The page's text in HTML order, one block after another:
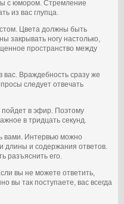
с юмором. Стремление
из вас глупца.
Цвета должны быть
закрывать ногу настолько,
пространство между
вас. Враждебность сразу же
следует отвечать
пойдет в эфир. Поэтому
в тридцать секунд.
вами. Интервью можно
длины и содержания ответов.
разъяснить его.
вы не можете ответить,
вы так поступаете, вас всегда